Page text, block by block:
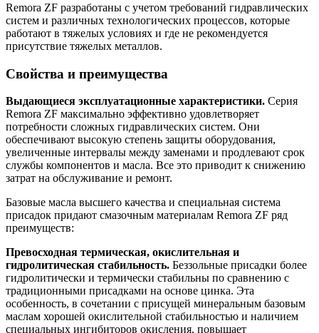
Remora ZF разработаны с учетом требований гидравлических
систем и различных технологических процессов, которые
работают в тяжелых условиях и где не рекомендуется
присутствие тяжелых металлов.
Свойства и преимущества
Выдающиеся эксплуатационные характеристики. Серия
Remora ZF максимально эффективно удовлетворяет
потребности сложных гидравлических систем. Они
обеспечивают высокую степень защиты оборудования,
увеличенные интервалы между заменами и продлевают срок
службы компонентов и масла. Все это приводит к снижению
затрат на обслуживание и ремонт.
Базовые масла высшего качества и специальная система
присадок придают смазочным материалам Remora ZF ряд
преимуществ:
Превосходная термическая, окислительная и
гидролитическая стабильность. Беззольные присадки более
гидролитически и термически стабильны по сравнению с
традиционными присадками на основе цинка. Эта
особенность, в сочетании с присущей минеральным базовым
маслам хорошей окислительной стабильностью и наличием
специальных ингибиторов окисления, повышает